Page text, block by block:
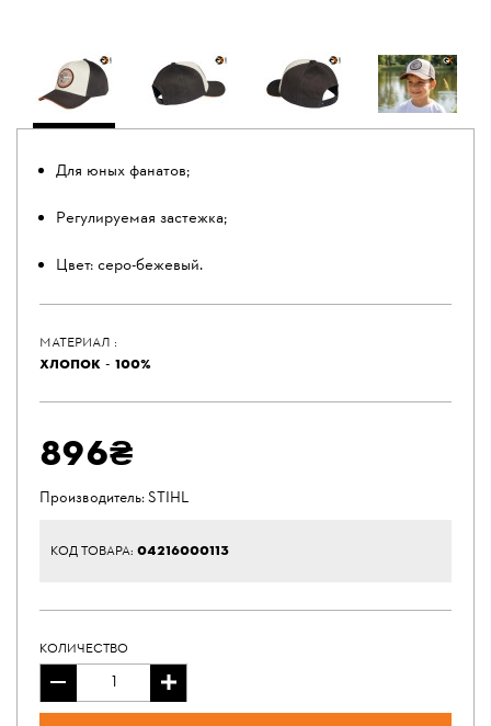
Для юных фанатов;
Регулируемая застежка;
Цвет: серо-бежевый.
МАТЕРИАЛ :
ХЛОПОК - 100%
896₴
Производитель:STIHL
КОД ТОВАРА: 04216000113
КОЛИЧЕСТВО